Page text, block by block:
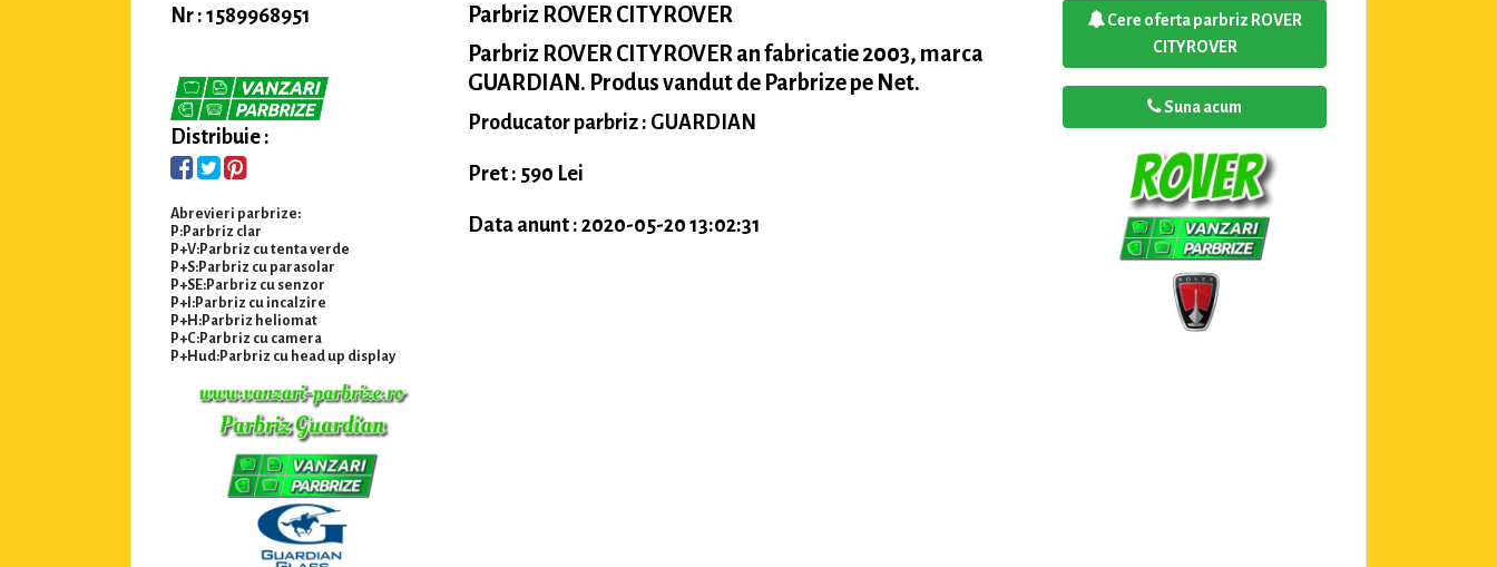
Nr : 1589968951
Distribuie :
Abrevieri parbrize:
P:Parbriz clar
P+V:Parbriz cu tenta verde
P+S:Parbriz cu parasolar
P+SE:Parbriz cu senzor
P+I:Parbriz cu incalzire
P+H:Parbriz heliomat
P+C:Parbriz cu camera
P+Hud:Parbriz cu head up display
Parbriz ROVER CITYROVER
Parbriz ROVER CITYROVER an fabricatie 2003, marca
GUARDIAN. Produs vandut de Parbrize pe Net.
Producator parbriz : GUARDIAN
Pret : 590 Lei
Data anunt : 2020-05-20 13:02:31
Cere oferta parbriz ROVER
CITYROVER
Suna acum